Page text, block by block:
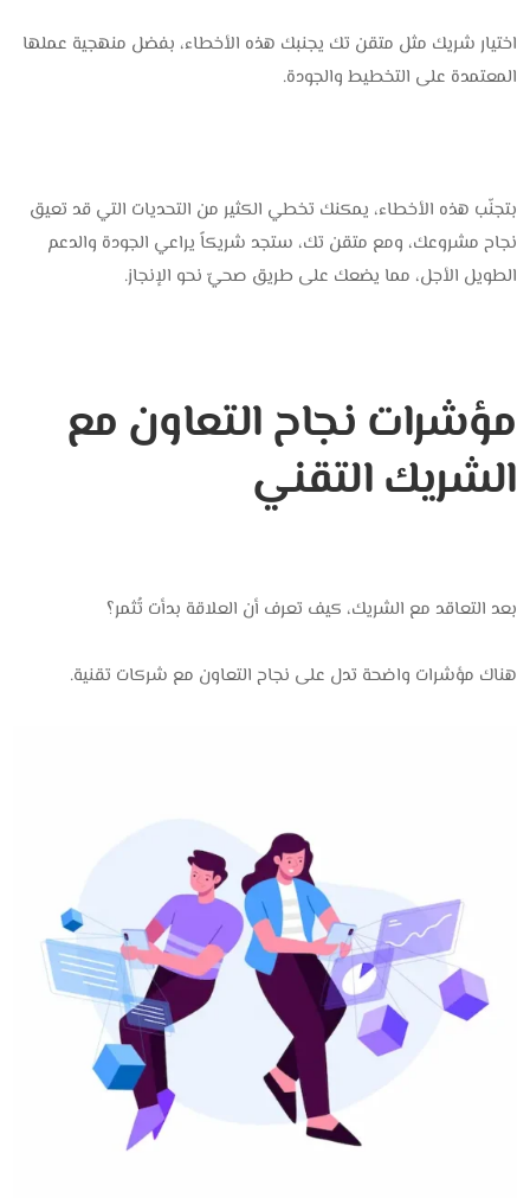
اختيار شريك مثل ‎متقن تك‎ يجنبك هذه الأخطاء، بفضل منهجية عملها
المعتمدة على التخطيط والجودة.
بتجنّب هذه الأخطاء، يمكنك تخطي الكثير من التحديات التي قد تعيق
نجاح مشروعك، ومع ‎متقن تك‎، ستجد شريكاً يراعي الجودة والدعم
الطويل الأجل، مما يضعك على طريق صحيّ نحو الإنجاز.
مؤشرات نجاح التعاون مع
الشريك التقني
بعد التعاقد مع الشريك، كيف تعرف أن العلاقة بدأت تُثمر؟
هناك مؤشرات واضحة تدل على نجاح التعاون مع شركات تقنية.